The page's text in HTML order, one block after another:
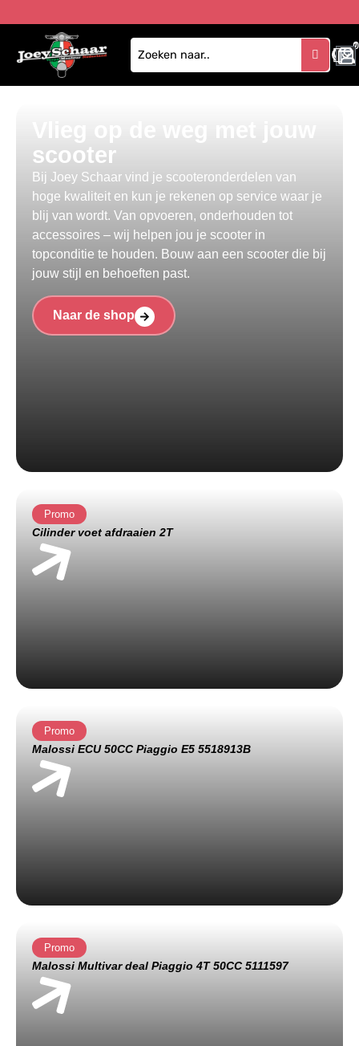
0
1
scooter
Bij Joey Schaar vind je scooteronderdelen van
hoge kwaliteit en kun je rekenen op service waar je
blij van wordt. Van opvoeren, onderhouden tot
accessoires – wij helpen jou je scooter in
topconditie te houden. Bouw aan een scooter die bij
jouw stijl en behoeften past.
Naar de shop
Promo
Cilinder voet afdraaien 2T
Promo
Malossi ECU 50CC Piaggio E5 5518913B
Promo
Malossi Multivar deal Piaggio 4T 50CC 5111597